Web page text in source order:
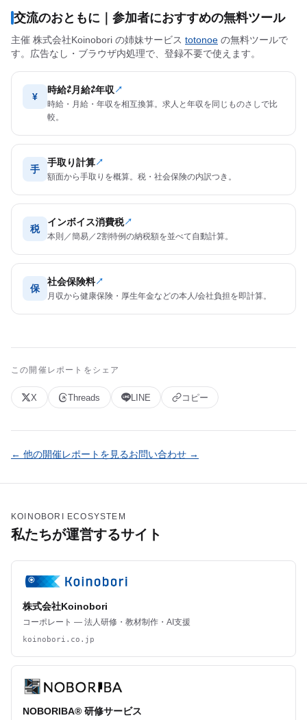
交流のおともに｜参加者におすすめの無料ツール
主催 株式会社Koinobori の姉妹サービス totonoe の無料ツールで
す。広告なし・ブラウザ内処理で、登録不要で使えます。
¥
時給⇄月給⇄年収 ↗
時給・月給・年収を相互換算。求人と年収を同じものさしで比
較。
手
手取り計算↗
額面から手取りを概算。税・社会保険の内訳つき。
税
インボイス消費税↗
本則／簡易／2割特例の納税額を並べて自動計算。
保
社会保険料↗
月収から健康保険・厚生年金などの本人/会社負担を即計算。
この開催レポートをシェア
X Threads LINE コピー
← 他の開催レポートを見るお問い合わせ →
KOINOBORI ECOSYSTEM
私たちが運営するサイト
株式会社Koinobori
コーポレート — 法人研修・教材制作・AI支援
koinobori.co.jp
NOBORIBA® 研修サービス